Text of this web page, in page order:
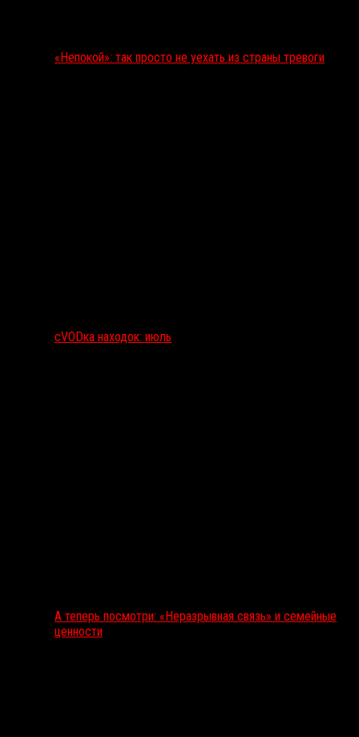
«Непокой»: так просто не уехать из страны тревоги
сVODка находок: июль
А теперь посмотри: «Неразрывная связь» и семейные
ценности